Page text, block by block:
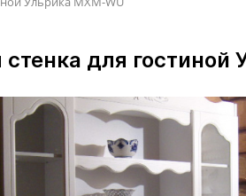
для гостиной